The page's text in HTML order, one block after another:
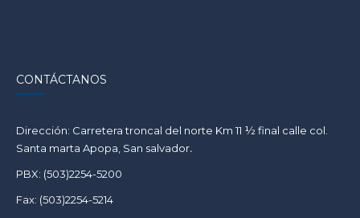
CONTÁCTANOS
Dirección: Carretera troncal del norte Km 11 ½ final calle col.
Santa marta Apopa, San salvador.
PBX: (503)2254-5200
Fax: (503)2254-5214